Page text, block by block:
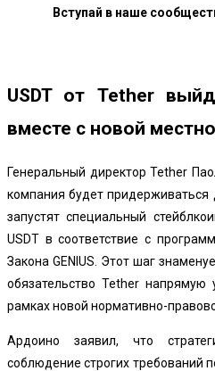
Вступай в наше
USDT от Tether
вместе с новой
Генеральный директор Tether
компания будет придерживаться
запустят специальный
USDT в соответствие с
Закона GENIUS. Этот шаг
обязательство Tether
рамках новой нормативно-
Ардоино заявил, что
соблюдение строгих требований